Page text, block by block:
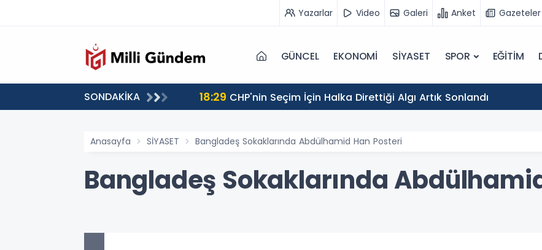
Yazarlar Video Galeri Anket Gazeteler
GÜNCEL EKONOMİ SİYASET SPOR EĞİTİM
SONDAKİKA 18:29 CHP'nin Seçim İçin Halka Direttiği Algı Artık Sonlandı
Anasayfa SİYASET Bangladeş Sokaklarında Abdülhamid Han Posteri
Bangladeş Sokaklarında